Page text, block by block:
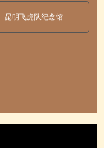
昆明飞虎队纪念馆